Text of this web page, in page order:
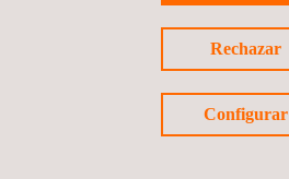
Rechazar
Configurar